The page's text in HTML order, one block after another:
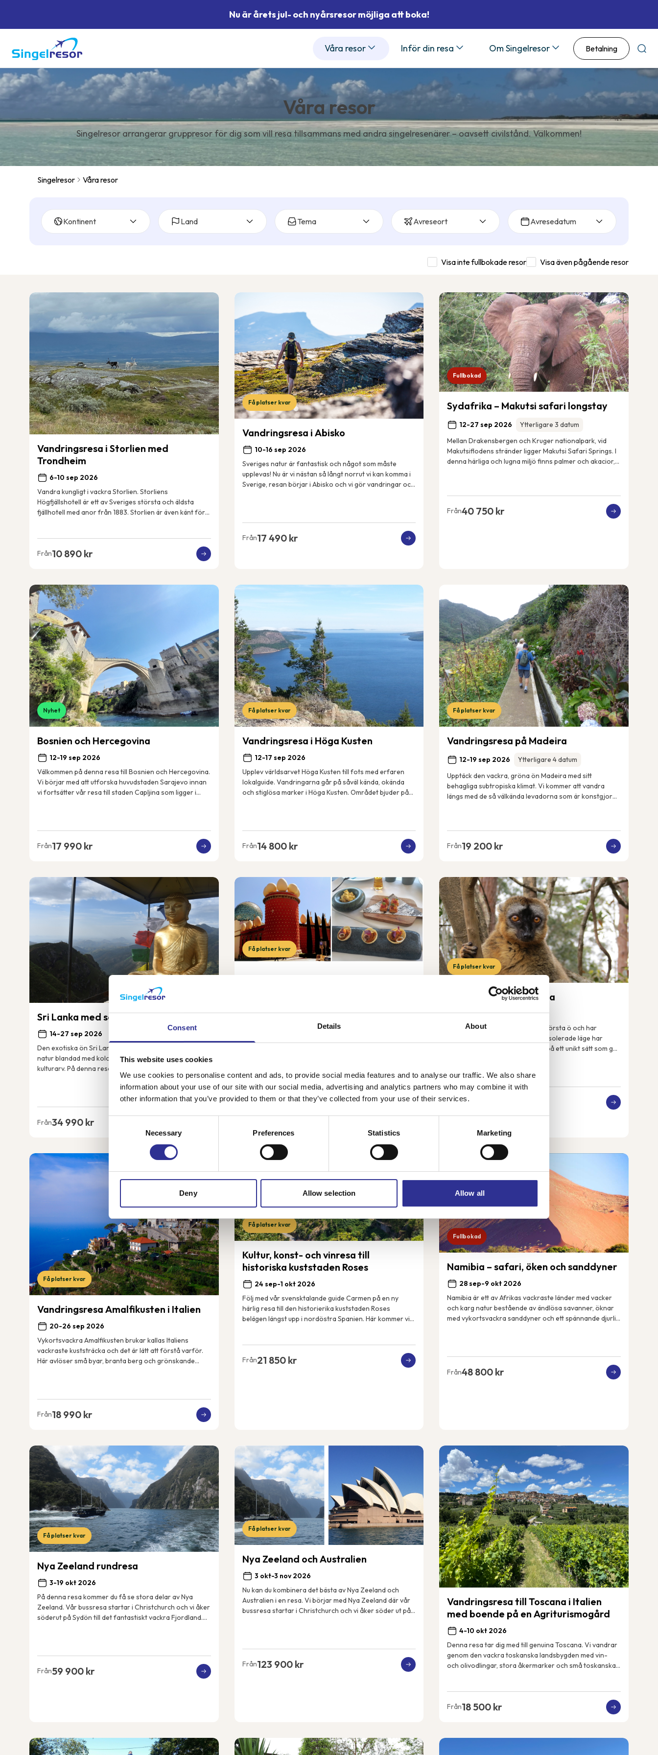
Consent Details About
This website uses cookies
We use cookies to personalise content and ads, to provide social media features and to analyse our traffic. We also share
information about your use of our site with our social media, advertising and analytics partners who may combine it with
other information that you’ve provided to them or that they’ve collected from your use of their services.
Necessary Preferences Statistics Marketing
Deny Allow selection Allow all
Nu är årets jul- och nyårsresor möjliga att boka!
Våra resor Inför din resa Om Singelresor Betalning Sök
Våra resor
Singelresor arrangerar gruppresor för dig som vill resa tillsammans med andra singelresenärer – oavsett civilstånd. Välkommen!
Singelresor Våra resor
Kontinent Land Tema Avreseort Avresedatum
Visa inte fullbokade resor Visa även pågående resor
Vandringsresa i Storlien med
Trondheim
6-10 sep 2026
Vandra kungligt i vackra Storlien. Storliens
Högfjällshotell är ett av Sveriges största och äldsta
fjällhotell med anor från 1883. Storlien är även känt för
Från10 890 kr
Få platser kvar
Vandringsresa i Abisko
10-16 sep 2026
Sveriges natur är fantastisk och något som måste
upplevas! Nu är vi nästan så långt norrut vi kan komma i
Sverige, resan börjar i Abisko och vi gör vandringar och
Från17 490 kr
Fullbokad
Sydafrika – Makutsi safari longstay
12-27 sep 2026
Ytterligare 3 datum
Mellan Drakensbergen och Kruger nationalpark, vid
Makutsiflodens stränder ligger Makutsi Safari Springs. I
denna härliga och lugna miljö finns palmer och akacior,
Från40 750 kr
Nyhet
Bosnien och Hercegovina
12-19 sep 2026
Välkommen på denna resa till Bosnien och Hercegovina.
Vi börjar med att utforska huvudstaden Sarajevo innan
vi fortsätter vår resa till staden Capljina som ligger i
Från17 990 kr
Få platser kvar
Vandringsresa i Höga Kusten
12-17 sep 2026
Upplev världsarvet Höga Kusten till fots med erfaren
lokalguide. Vandringarna går på såväl kända, okända
och stiglösa marker i Höga Kusten. Området bjuder på
Från14 800 kr
Få platser kvar
Vandringsresa på Madeira
12-19 sep 2026
Ytterligare 4 datum
Upptäck den vackra, gröna ön Madeira med sitt
behagliga subtropiska klimat. Vi kommer att vandra
längs med de så välkända levadorna som är konstgjorda
Från19 200 kr
Sri Lanka med sol och bad
14-27 sep 2026
Den exotiska ön Sri Lanka bjuder på vacker grönskande
natur blandad med kolonial historia och ett stort
kulturarv. På denna resa besöker vi bland annat de
grönklädda bergen i Nuwara Eliya, det mäktiga...
Från34 990 kr
Få platser kvar
vackra landskap, konst och historia tillsammans med
vår svensktalande guide Cecilia. Vårt 4...
Från22 650 kr
Få platser kvar
Madagaskar – rundresa
19 sep-3 okt 2026
Madagaskar är världens fjärde största ö och har
enastående natur. Tack vare sitt isolerade läge har
växter och djur på ön utvecklats på ett unikt sätt som gör
Från41 250 kr
Få platser kvar
Vandringsresa Amalfikusten i Italien
20-26 sep 2026
Vykortsvackra Amalfikusten brukar kallas Italiens
vackraste kuststräcka och det är lätt att förstå varför.
Här avlöser små byar, branta berg och grönskande
Från18 990 kr
Få platser kvar
Kultur, konst- och vinresa till
historiska kuststaden Roses
24 sep-1 okt 2026
Följ med vår svensktalande guide Carmen på en ny
härlig resa till den historierika kuststaden Roses
belägen längst upp i nordöstra Spanien. Här kommer vi
Från21 850 kr
Fullbokad
Namibia – safari, öken och sanddyner
28 sep-9 okt 2026
Namibia är ett av Afrikas vackraste länder med vacker
och karg natur bestående av ändlösa savanner, öknar
med vykortsvackra sanddyner och ett spännande djurliv.
Från48 800 kr
Få platser kvar
Nya Zeeland rundresa
3-19 okt 2026
På denna resa kommer du få se stora delar av Nya
Zeeland. Vår bussresa startar i Christchurch och vi åker
söderut på Sydön till det fantastiskt vackra Fjordland.
Från59 900 kr
Få platser kvar
Nya Zeeland och Australien
3 okt-3 nov 2026
Nu kan du kombinera det bästa av Nya Zeeland och
Australien i en resa. Vi börjar med Nya Zeeland där vår
bussresa startar i Christchurch och vi åker söder ut på
Från123 900 kr
Vandringsresa till Toscana i Italien
med boende på en Agriturismogård
4-10 okt 2026
Denna resa tar dig med till genuina Toscana. Vi vandrar
genom den vackra toskanska landsbygden med vin-
och olivodlingar, stora åkermarker och små toskanska
Från18 500 kr